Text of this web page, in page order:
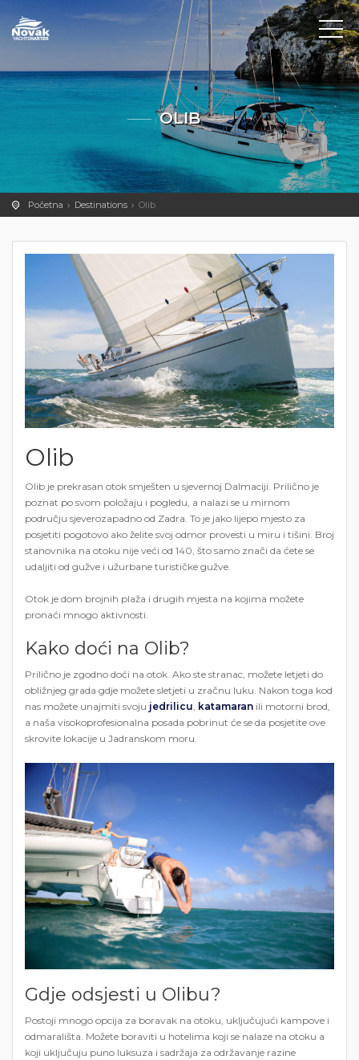
OLIB
Početna Destinations Olib
Olib
Olib je prekrasan otok smješten u sjevernoj Dalmaciji. Prilično je
poznat po svom položaju i pogledu, a nalazi se u mirnom
području sjeverozapadno od Zadra. To je jako lijepo mjesto za
posjetiti pogotovo ako želite svoj odmor provesti u miru i tišini. Broj
stanovnika na otoku nije veći od 140, što samo znači da ćete se
udaljiti od gužve i užurbane turističke gužve.
Otok je dom brojnih plaža i drugih mjesta na kojima možete
pronaći mnogo aktivnosti.
Kako doći na Olib?
Prilično je zgodno doći na otok. Ako ste stranac, možete letjeti do
obližnjeg grada gdje možete sletjeti u zračnu luku. Nakon toga kod
nas možete unajmiti svoju jedrilicu, katamaran ili motorni brod,
a naša visokoprofesionalna posada pobrinut će se da posjetite ove
skrovite lokacije u Jadranskom moru.
Gdje odsjesti u Olibu?
Postoji mnogo opcija za boravak na otoku, uključujući kampove i
odmarališta. Možete boraviti u hotelima koji se nalaze na otoku a
koji uključuju puno luksuza i sadržaja za održavanje razine